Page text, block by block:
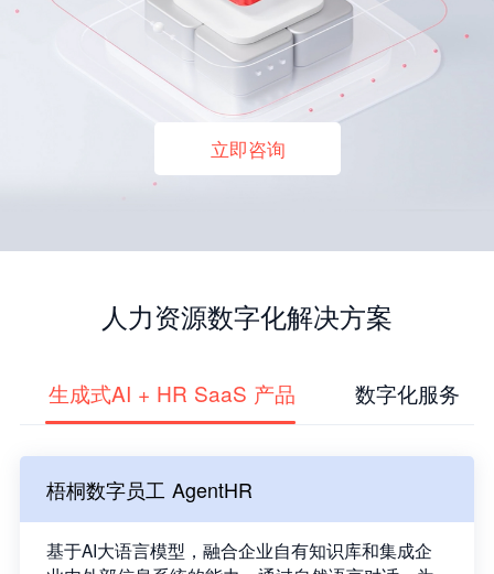
立即咨询
人力资源数字化解决方案
生成式AI + HR SaaS 产品 数字化服务
梧桐数字员工 AgentHR
基于AI大语言模型，融合企业自有知识库和集成企